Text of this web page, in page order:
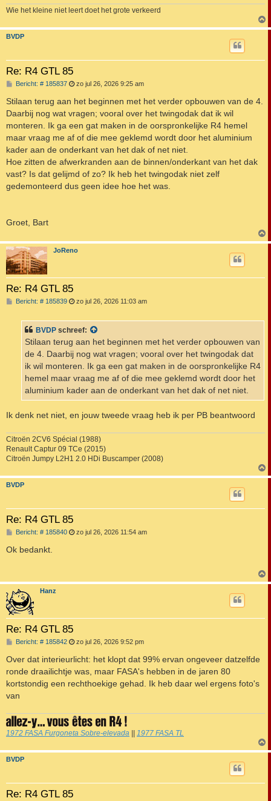
Wie het kleine niet leert doet het grote verkeerd
BVDP
Re: R4 GTL 85
Bericht: # 185837B
r
c
t
zo jul 26, 2026 9:25 am
Stilaan terug aan het beginnen met het verder opbouwen van de 4.
Daarbij nog wat vragen; vooral over het twingodak dat ik wil
monteren. Ik ga een gat maken in de oorspronkelijke R4 hemel
maar vraag me af of die mee geklemd wordt door het aluminium
kader aan de onderkant van het dak of net niet.
Hoe zitten de afwerkranden aan de binnen/onderkant van het dak
vast? Is dat gelijmd of zo? Ik heb het twingodak niet zelf
gedemonteerd dus geen idee hoe het was.
Groet, Bart
JoReno
Re: R4 GTL 85
Bericht: # 185839B
c
h
zo jul 26, 2026 11:03 am
BVDP schreef:
Stilaan terug aan het beginnen met het verder opbouwen van
de 4. Daarbij nog wat vragen; vooral over het twingodak dat
ik wil monteren. Ik ga een gat maken in de oorspronkelijke R4
hemel maar vraag me af of die mee geklemd wordt door het
aluminium kader aan de onderkant van het dak of net niet.
Ik denk net niet, en jouw tweede vraag heb ik per PB beantwoord
Citroën 2CV6 Spécial (1988)
Renault Captur 09 TCe (2015)
Citroën Jumpy L2H1 2.0 HDi Buscamper (2008)
BVDP
Re: R4 GTL 85
Bericht: # 185840B zo jul 26, 2026 11:54 am
Ok bedankt.
Hanz
Re: R4 GTL 85
Bericht: # 185842B
r
c
h
zo jul 26, 2026 9:52 pm
Over dat interieurlicht: het klopt dat 99% ervan ongeveer datzelfde
ronde draailichtje was, maar FASA's hebben in de jaren 80
kortstondig een rechthoekige gehad. Ik heb daar wel ergens foto's
van
1972 FASA Furgoneta Sobre-elevada || 1977 FASA TL
BVDP
Re: R4 GTL 85